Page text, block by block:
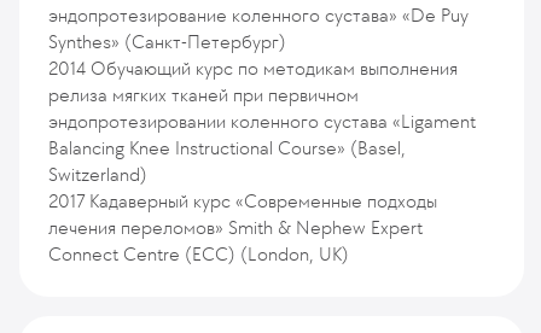
эндопротезирование коленного сустава» «De Puy
Synthes» (Санкт-Петербург)
2014 Обучающий курс по методикам выполнения
релиза мягких тканей при первичном
эндопротезировании коленного сустава «Ligament
Balancing Knee Instructional Course» (Basel,
Switzerland)
2017Кадаверный курс «Современные подходы
лечения переломов» Smith & Nephew Expert
Connect Centre (ECC) (London, UK)